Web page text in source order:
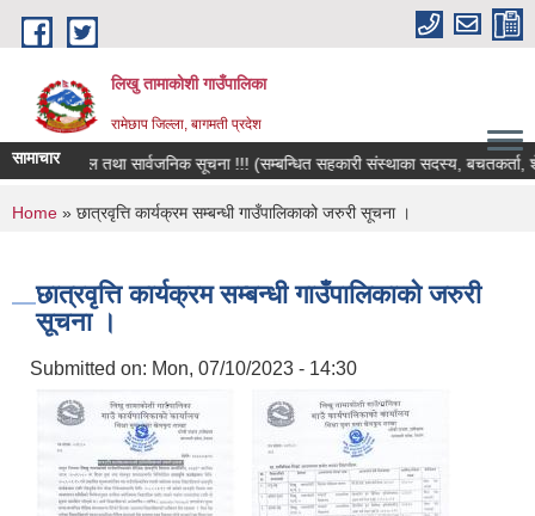
Skip to main content
लिखु तामाकोशी गाउँपालिका
रामेछाप जिल्ला, बागमती प्रदेश
सामाचारअपिल तथा सार्वजनिक सूचना !!! (सम्बन्धित सहकारी संस्थाका सदस्य, बचतकर्ता, शेयर
You are here
Home » छात्रवृत्ति कार्यक्रम सम्बन्धी गाउँपालिकाको जरुरी सूचना ।
छात्रवृत्ति कार्यक्रम सम्बन्धी गाउँपालिकाको जरुरी
सूचना ।
Submitted on: Mon, 07/10/2023 - 14:30